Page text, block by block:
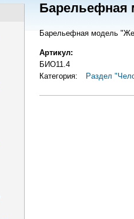
Барельефная
Барельефная модель
Артикул:
БИО11.4
Категория:
Раздел